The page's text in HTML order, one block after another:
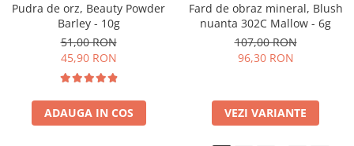
Pudra de orz, Beauty Powder
Barley - 10g
51,00 RON
45,90 RON
ADAUGA IN COS
Fard de obraz mineral, Blush
nuanta 302C Mallow - 6g
107,00 RON
96,30 RON
VEZI VARIANTE